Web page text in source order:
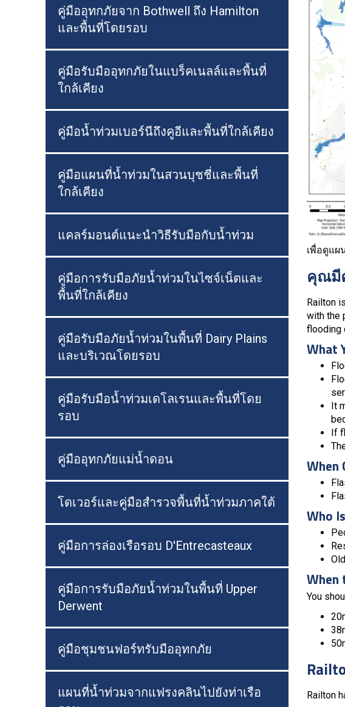
คู่มืออุทกภัยจาก Bothwell ถึง Hamilton
และพื้นที่โดยรอบ
คู่มือรับมืออุทกภัยในแบร็คเนลล์และพื้นที่
ใกล้เคียง
คู่มือน้ำท่วมเบอร์นีถึงคูอีและพื้นที่ใกล้เคียง
คู่มือแผนที่น้ำท่วมในสวนบุชชี่และพื้นที่
ใกล้เคียง
แคลร์มอนต์แนะนำวิธีรับมือกับน้ำท่วม
คู่มือการรับมือภัยน้ำท่วมในไซจ์เน็ตและ
พื้นที่ใกล้เคียง
คู่มือรับมือภัยน้ำท่วมในพื้นที่ Dairy Plains
และบริเวณโดยรอบ
คู่มือรับมือน้ำท่วมเดโลเรนและพื้นที่โดย
รอบ
คู่มืออุทกภัยแม่น้ำดอน
โดเวอร์และคู่มือสำรวจพื้นที่น้ำท่วมภาคใต้
คู่มือการล่องเรือรอบ D'Entrecasteaux
คู่มือการรับมือภัยน้ำท่วมในพื้นที่ Upper
Derwent
คู่มือชุมชนฟอร์ทรับมืออุทกภัย
แผนที่น้ำท่วมจากแฟรงคลินไปยังท่าเรือ
เพื่อดูแผ
คุณมี
Railton
with the
flooding
What
It
If
When
Who
When
You
Railton